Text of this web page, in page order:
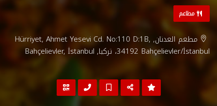
مطاعم
مطعم العدنان, Hürriyet, Ahmet Yesevi Cd. No:110 D:1B,
34192 Bahçelievler/İstanbul، تركيا, Bahçelievler, İstanbul